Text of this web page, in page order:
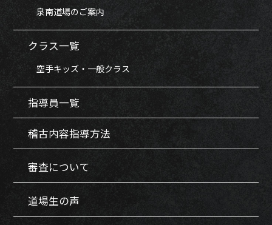
泉南道場のご案内
クラス一覧
空手キッズ・一般クラス
指導員一覧
稽古内容指導方法
審査について
道場生の声